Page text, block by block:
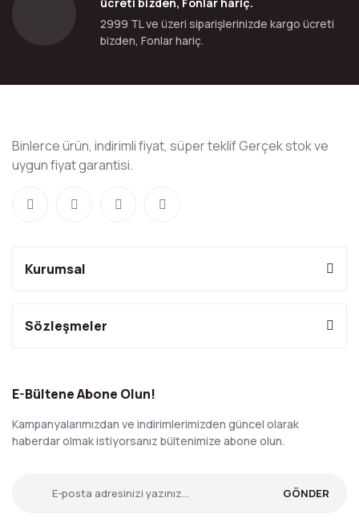
2999 TL ve üzeri siparişlerinizde kargo ücreti
bizden, Fonlar hariç.
Binlerce ürün, indirimli fiyat, süper teklif Gerçek stok ve
uygun fiyat garantisi.
Kurumsal
Sözleşmeler
E-Bültene Abone Olun!
Kampanyalarımızdan ve indirimlerimizden güncel olarak
haberdar olmak istiyorsanız bültenimize abone olun.
GÖNDER